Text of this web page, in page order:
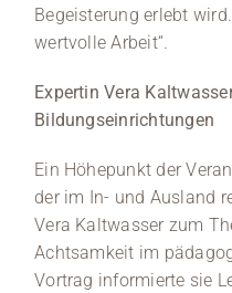
Begeisterung erlebt
wertvolle Arbeit“.
Expertin Vera
Bildungseinrichtungen
Ein Höhepunkt der
der im In- und Ausland
Vera Kaltwasser zum
Achtsamkeit im
Vortrag informierte sie